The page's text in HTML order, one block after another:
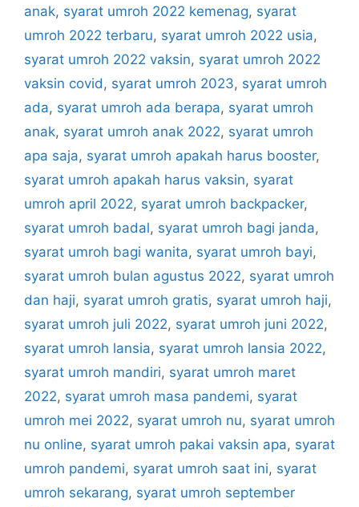
anak, syarat umroh 2022 kemenag, syarat
umroh 2022 terbaru, syarat umroh 2022 usia,
syarat umroh 2022 vaksin, syarat umroh 2022
vaksin covid , syarat umroh 2023, syarat umroh
ada, syarat umroh ada berapa, syarat umroh
anak, syarat umroh anak 2022, syarat umroh
apa saja, syarat umroh apakah harus booster,
syarat umroh apakah harus vaksin, syarat
umroh april 2022, syarat umroh backpacker,
syarat umroh badal, syarat umroh bagi janda,
syarat umroh bagi wanita, syarat umroh bayi,
syarat umroh bulan agustus 2022, syarat umroh
dan haji, syarat umroh gratis, syarat umroh haji,
syarat umroh juli 2022, syarat umroh juni 2022,
syarat umroh lansia, syarat umroh lansia 2022,
syarat umroh mandiri, syarat umroh maret
2022, syarat umroh masa pandemi, syarat
umroh mei 2022, syarat umroh nu, syarat umroh
nu online, syarat umroh pakai vaksin apa, syarat
umroh pandemi, syarat umroh saat ini, syarat
umroh sekarang, syarat umroh september